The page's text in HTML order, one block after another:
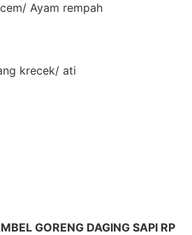
Ayam rempah
krecek/ ati
GORENG DAGING SAPI RP